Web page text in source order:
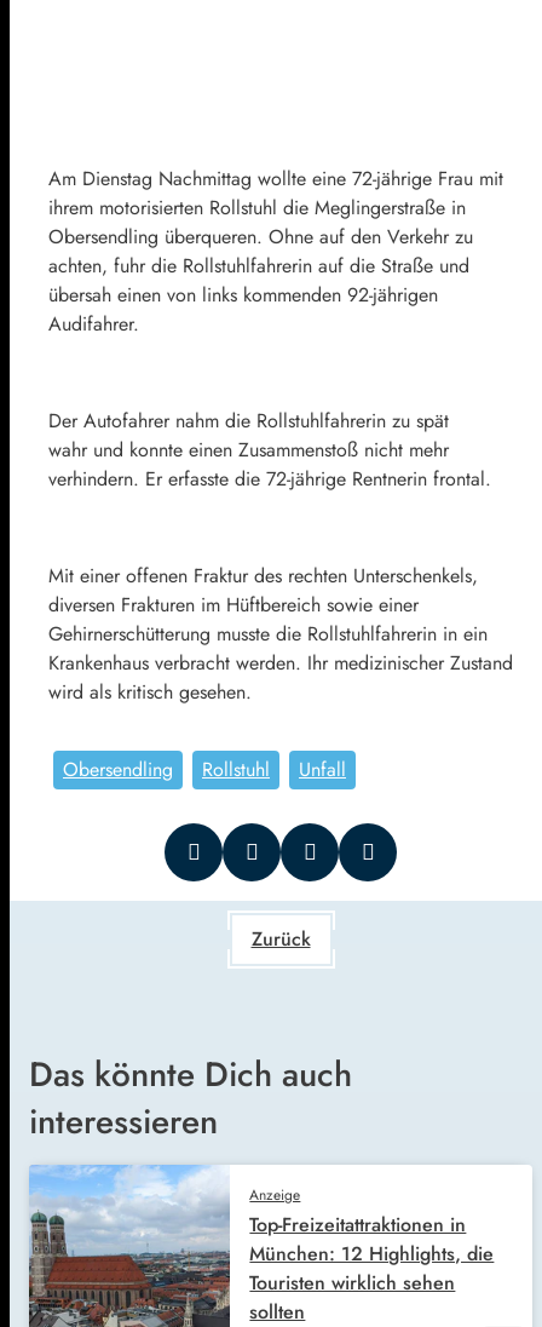
Am Dienstag Nachmittag wollte eine 72-jährige Frau mit
ihrem motorisierten Rollstuhl die Meglingerstraße in
Obersendling überqueren. Ohne auf den Verkehr zu
achten, fuhr die Rollstuhlfahrerin auf die Straße und
übersah einen von links kommenden 92-jährigen
Audifahrer.
Der Autofahrer nahm die Rollstuhlfahrerin zu spät
wahr und konnte einen Zusammenstoß nicht mehr
verhindern. Er erfasste die 72-jährige Rentnerin frontal.
Mit einer offenen Fraktur des rechten Unterschenkels,
diversen Frakturen im Hüftbereich sowie einer
Gehirnerschütterung musste die Rollstuhlfahrerin in ein
Krankenhaus verbracht werden. Ihr medizinischer Zustand
wird als kritisch gesehen.
Obersendling Rollstuhl Unfall
Zurück
Das könnte Dich auch
interessieren
Anzeige
Top-Freizeitattraktionen in
München: 12 Highlights, die
Touristen wirklich sehen
sollten